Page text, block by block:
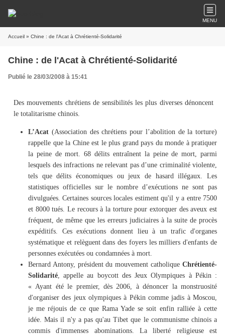
MENU
Accueil » Chine : de l'Acat à Chrétienté-Solidarité
Chine : de l'Acat à Chrétienté-Solidarité
Publié le 28/03/2008 à 15:41
Des mouvements chrétiens de sensibilités les plus diverses dénoncent
le totalitarisme chinois.
L’Acat (Association des chrétiens pour l’abolition de la torture)
rappelle que la Chine est le plus grand pays du monde à pratiquer
la peine de mort. 68 délits entraînent la peine de mort, parmi
lesquels des infractions ne relevant pas d’une criminalité violente,
tels que délits économiques ou jeux de hasard illégaux. Les
statistiques officielles sur le nombre d’exécutions ne sont pas
divulguées. Certaines sources locales estiment qu'il y a entre 7500
et 8000 tués. Le recours à la torture pour extorquer des aveux est
fréquent, de même que les erreurs judiciaires à la suite de procès
expéditifs. Ces exécutions donnent lieu à un trafic d'organes
systématique et relèguent dans des foyers les milliers d'enfants de
personnes exécutées ou condamnées à mort.
Bernard Antony, président du mouvement catholique Chrétienté-
Solidarité, appelle au boycott des Jeux Olympiques à Pékin :
« Ayant été le premier, dès 2006, à dénoncer la monstruosité
d'organiser des jeux olympiques à Pékin comme jadis à Moscou,
je me réjouis de ce que Rama Yade se soit enfin ralliée à cette
idée. Mais il n'y a pas qu'au Tibet que le communisme chinois a
commis d'immenses abominations. La liberté religieuse est